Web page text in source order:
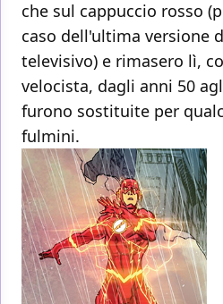
che sul cappuccio rosso
caso dell'ultima versione
televisivo) e rimasero lì,
velocista, dagli anni 50
furono sostituite per
fulmini.